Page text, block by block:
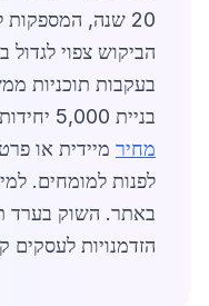
20 שנה,
בעקבות תוכניות
בניית 5,000 יחידות דיור חדשות. לקבלת
מחיר מיידית או
לפנות למומחים.
באתר. השוק בערד
הזדמנויות לעסקים